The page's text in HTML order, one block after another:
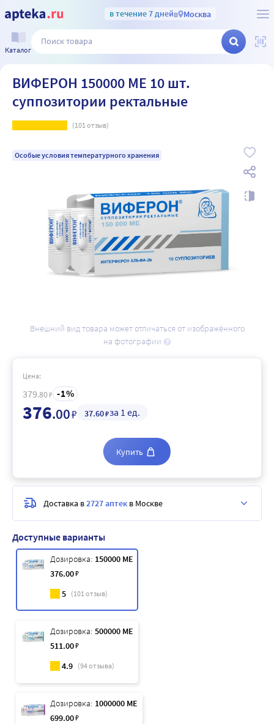
в течение 7 днейв Москва
Каталог
ВИФЕРОН 150000 МЕ 10 шт.
суппозитории ректальные
(101отзыв)
Особые условия температурного хранения
Внешний вид товара может отличаться от изображённого
на фотографии
Доступные варианты
Дозировка: 150000 МЕ
376.00₽
5 (101отзыв)
Дозировка: 500000 МЕ
511.00₽
4.9 (94отзыва)
Дозировка: 1000000 МЕ
699.00₽
Цена:
379.80₽ 1
376.00₽ 37.60₽за 1 ед.
Купить
Доставка в2727 аптек в Москве